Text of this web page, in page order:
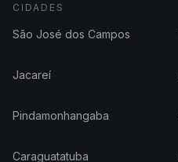
CIDADES
São José dos Campos
Jacareí
Pindamonhangaba
Caraguatatuba